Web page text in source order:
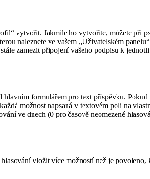
vytvořit. Jakmile ho vytvoříte, můžete při
naleznete ve vašem „Uživatelském
zamezit připojení vašeho podpisu k
formulářem pro text příspěvku.
možnost napsaná v textovém poli na
ve dnech (0 pro časově neomezené
vložit více možností než je povoleno,